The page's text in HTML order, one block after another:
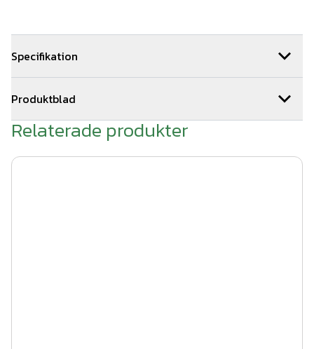
Specifikation
Produktblad
S-hook_through_hole.pdf
Relaterade produkter